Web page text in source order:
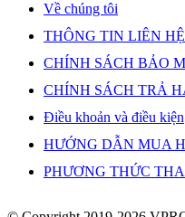
Về chúng tôi
THÔNG TIN LIÊN HỆ
CHÍNH SÁCH BẢO
CHÍNH SÁCH TRẢ
Điều khoản và điều kiện
HƯỚNG DẪN MUA
PHƯƠNG THỨC